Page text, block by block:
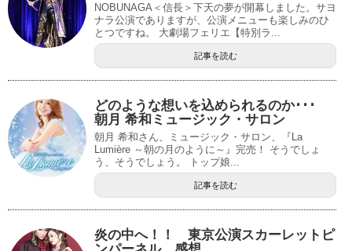
NOBUNAGA＜信長＞下天の夢が開幕しました。サヨ
ナラ公演でありますが、公演メニューも楽しみのひ
とつですね。 大劇場フェリエ【特別ラ...
記事を読む
どのような想いを込められるのか･･･
朝月 希和ミュージック・サロン
朝月 希和さん、ミュージック・サロン、『La
Lumière ～朝の月のように～』完売！ そうでしょ
う、そうでしょう。 トップ娘...
記事を読む
炎の中へ！！ 東京公演スカーレットピ